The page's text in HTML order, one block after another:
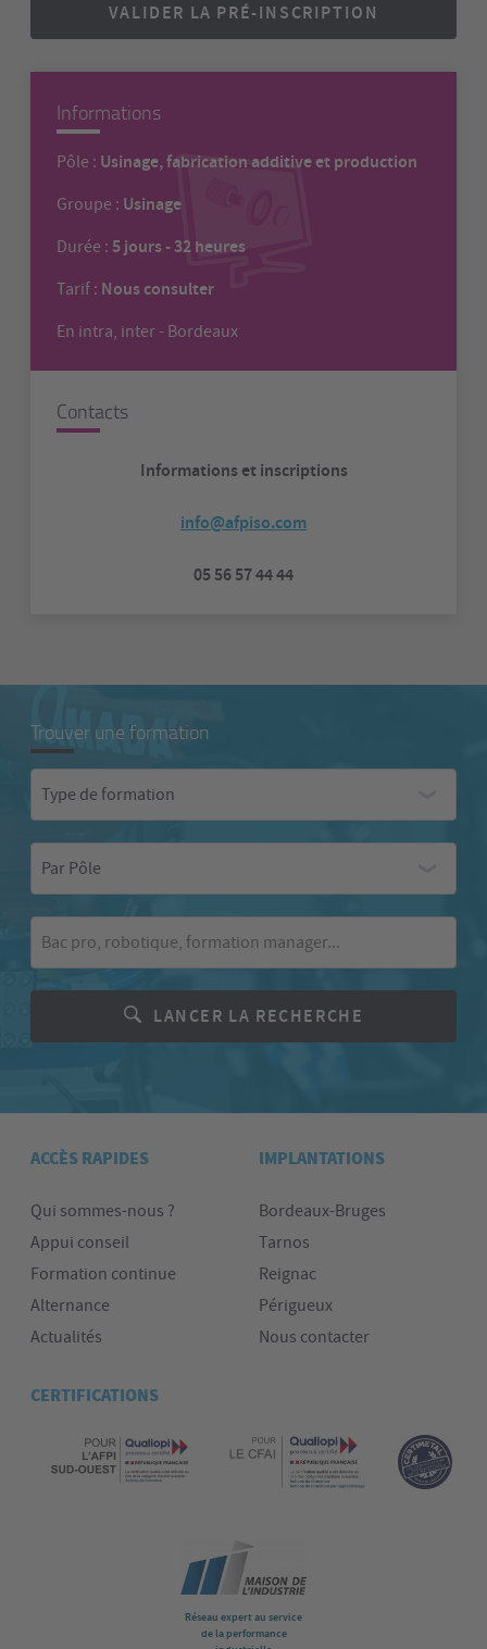
VALIDER LA PRÉ-INSCRIPTION
Informations
Pôle : Usinage, fabrication additive et production
Groupe : Usinage
Durée : 5 jours - 32 heures
Tarif : Nous consulter
En intra, inter - Bordeaux
Contacts
Informations et inscriptions
info@afpiso.com
05 56 57 44 44
Trouver une formation
de
Type de formation
Pôle
Par Pôle
clé
LANCER LA RECHERCHE
ACCÈS RAPIDES
Qui sommes-nous ?
Appui conseil
Formation continue
Alternance
Actualités
IMPLANTATIONS
Bordeaux-Bruges
Tarnos
Reignac
Périgueux
Nous contacter
CERTIFICATIONS
Réseau expert au service
de la performance